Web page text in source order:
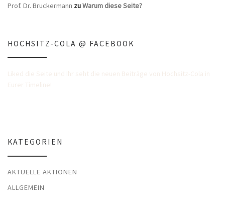
Prof. Dr. Bruckermann zuWarum diese Seite?
HOCHSITZ-COLA @ FACEBOOK
KATEGORIEN
AKTUELLE AKTIONEN
ALLGEMEIN